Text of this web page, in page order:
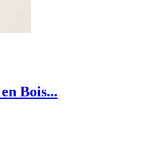
Bois...